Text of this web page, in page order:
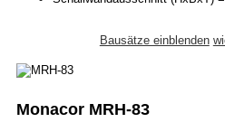
Bausätze einblenden
Monacor MRH-83